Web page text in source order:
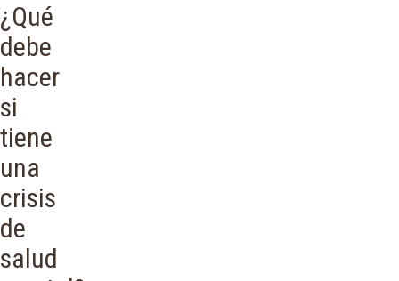
¿Qué
debe
hacer
si
tiene
una
crisis
de
salud